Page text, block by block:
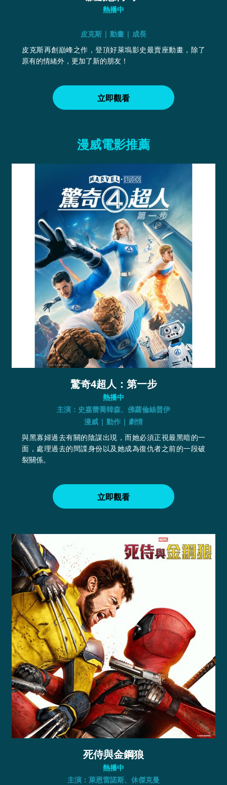
熱播中
皮克斯 | 動畫 | 成長
皮克斯再創巔峰之作，登頂好萊塢影史最賣座動畫，除了
原有的情緒外，更加了新的朋友！
立即觀看
漫威電影推薦
驚奇4超人：第一步
熱播中
主演：史嘉蕾喬韓森、佛蘿倫絲普伊
漫威 | 動作 | 劇情
與黑寡婦過去有關的陰謀出現，而她必須正視最黑暗的一
面，處理過去的間諜身份以及她成為復仇者之前的一段破
裂關係。
立即觀看
死侍與金鋼狼
熱播中
主演：萊恩雷諾斯、休傑克曼